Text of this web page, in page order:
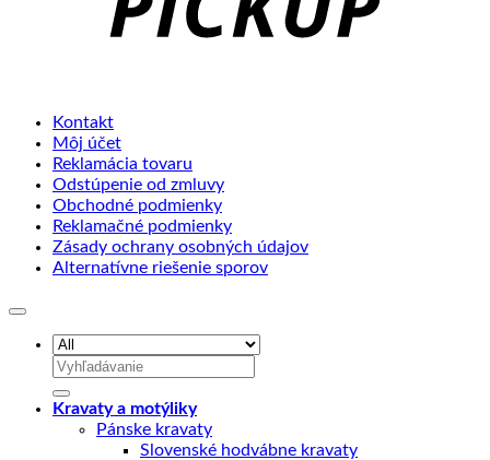
Kontakt
Môj účet
Reklamácia tovaru
Odstúpenie od zmluvy
Obchodné podmienky
Reklamačné podmienky
Zásady ochrany osobných údajov
Alternatívne riešenie sporov
Hľadať:
Kravaty a motýliky
Pánske kravaty
Slovenské hodvábne kravaty